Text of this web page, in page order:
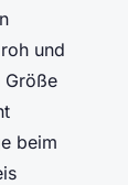
und
Größe
beim